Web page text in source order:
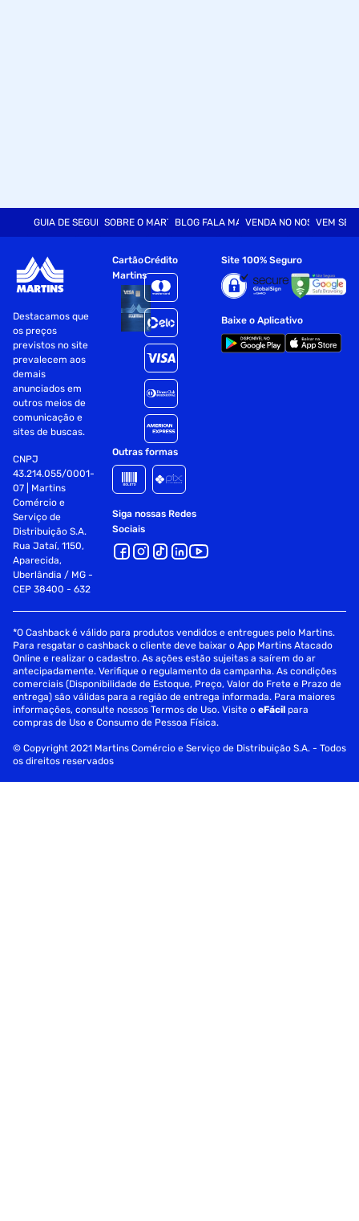
GUIA DE SEGURANÇASOBRE O MARTINSBLOG FALA MARTVENDA NO NOSSO SITE
VEM SER
Destacamos que
os preços
previstos no site
prevalecem aos
demais
anunciados em
outros meios de
comunicação e
sites de buscas.
CNPJ
43.214.055/0001-
07 | Martins
Comércio e
Serviço de
Distribuição S.A.
Rua Jataí, 1150,
Aparecida,
Uberlândia / MG -
CEP 38400 - 632
Cartão
Martins
Crédito
Outras formas
Siga nossas Redes
Sociais
Site 100% Seguro
Baixe o Aplicativo
*O Cashback é válido para produtos vendidos e entregues pelo Martins.
Para resgatar o cashback o cliente deve baixar o App Martins Atacado
Online e realizar o cadastro. As ações estão sujeitas a saírem do ar
antecipadamente. Verifique o regulamento da campanha. As condições
comerciais (Disponibilidade de Estoque, Preço, Valor do Frete e Prazo de
entrega) são válidas para a região de entrega informada. Para maiores
informações, consulte nossos Termos de Uso. Visite oeFácil para
compras de Uso e Consumo de Pessoa Física.
© Copyright 2021 Martins Comércio e Serviço de Distribuição S.A. - Todos
os direitos reservados